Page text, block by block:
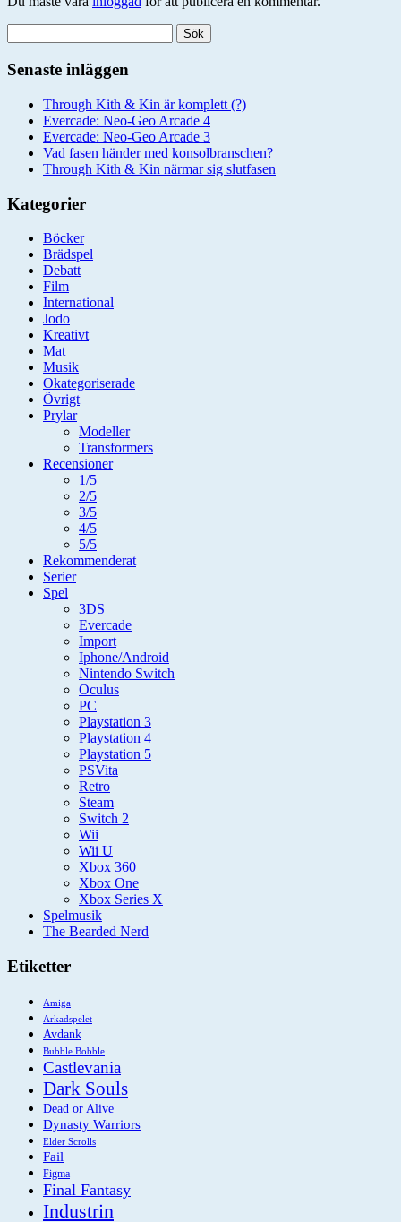
efter:
Senaste inläggen
Through Kith & Kin är komplett (?)
Evercade: Neo-Geo Arcade 4
Evercade: Neo-Geo Arcade 3
Vad fasen händer med konsolbranschen?
Through Kith & Kin närmar sig slutfasen
Kategorier
Böcker
Brädspel
Debatt
Film
International
Jodo
Kreativt
Mat
Musik
Okategoriserade
Övrigt
Prylar
Modeller
Transformers
Recensioner
1/5
2/5
3/5
4/5
5/5
Rekommenderat
Serier
Spel
3DS
Evercade
Import
Iphone/Android
Nintendo Switch
Oculus
PC
Playstation 3
Playstation 4
Playstation 5
PSVita
Retro
Steam
Switch 2
Wii
Wii U
Xbox 360
Xbox One
Xbox Series X
Spelmusik
The Bearded Nerd
Etiketter
Amiga
Arkadspelet
Avdank
Bubble Bobble
Castlevania
Dark Souls
Dead or Alive
Dynasty Warriors
Elder Scrolls
Fail
Figma
Final Fantasy
Industrin